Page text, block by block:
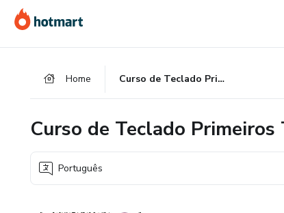
para
o
para
o
para
o
Home Curso de Teclado Primeiros Toques - Volume 3
Curso de Teclado
Português